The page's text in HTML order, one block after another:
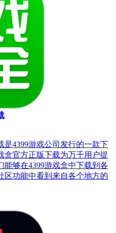
是4399游戏公司发行的一款下
盒官方正版下载为万千用户提
能够在4399游戏盒中下载到各
区功能中看到来自各个地方的